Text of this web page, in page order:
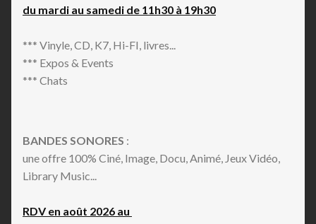
du mardi au samedi de 11h30 à 19h30
*** Vinyle, CD, K7, Hi-FI, livres...
*** Expos & Events
*** Chats
BANDES SONORES :
une offre 100% Ciné, Image, Docu, Animé, Jeux Vidéo,
Library Music...
RDV en août 2026 au